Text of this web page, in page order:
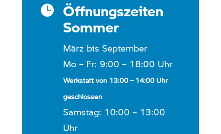

Öffnungszeiten
Sommer
März bis September
Mo – Fr: 9:00 – 18:00 Uhr
Werkstatt von 13:00 – 14:00 Uhr
geschlossen
Samstag: 10:00 – 13:00
Uhr